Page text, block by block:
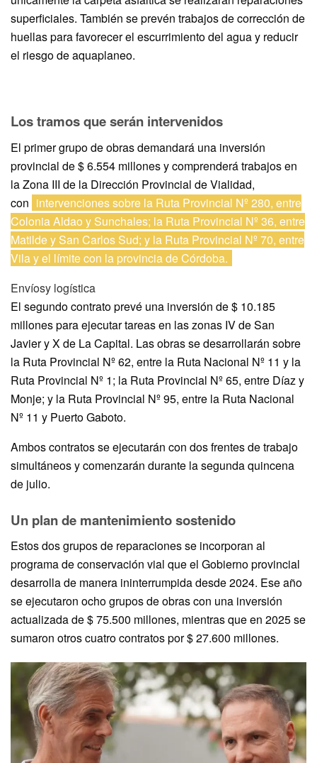
superficiales. También se prevén trabajos de corrección de
huellas para favorecer el escurrimiento del agua y reducir
el riesgo de aquaplaneo.
Los tramos que serán intervenidos
El primer grupo de obras demandará una inversión
provincial de $ 6.554 millones y comprenderá trabajos en
la Zona III de la Dirección Provincial de Vialidad,
con intervenciones sobre la Ruta Provincial Nº 280, entre
Colonia Aldao y Sunchales; la Ruta Provincial Nº 36, entre
Matilde y San Carlos Sud; y la Ruta Provincial Nº 70, entre
Vila y el límite con la provincia de Córdoba.
Envíosy logística
El segundo contrato prevé una inversión de $ 10.185
millones para ejecutar tareas en las zonas IV de San
Javier y X de La Capital. Las obras se desarrollarán sobre
la Ruta Provincial Nº 62, entre la Ruta Nacional Nº 11 y la
Ruta Provincial Nº 1; la Ruta Provincial Nº 65, entre Díaz y
Monje; y la Ruta Provincial Nº 95, entre la Ruta Nacional
Nº 11 y Puerto Gaboto.
Ambos contratos se ejecutarán con dos frentes de trabajo
simultáneos y comenzarán durante la segunda quincena
de julio.
Un plan de mantenimiento sostenido
Estos dos grupos de reparaciones se incorporan al
programa de conservación vial que el Gobierno provincial
desarrolla de manera ininterrumpida desde 2024. Ese año
se ejecutaron ocho grupos de obras con una inversión
actualizada de $ 75.500 millones, mientras que en 2025 se
sumaron otros cuatro contratos por $ 27.600 millones.